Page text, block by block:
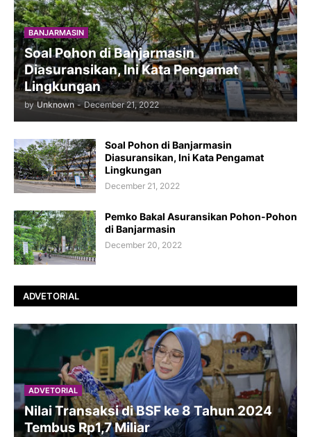
BANJARMASIN
Soal Pohon di Banjarmasin
Diasuransikan, Ini Kata Pengamat
Lingkungan
by Unknown - December 21, 2022
Soal Pohon di Banjarmasin
Diasuransikan, Ini Kata Pengamat
Lingkungan
December 21, 2022
Pemko Bakal Asuransikan Pohon-Pohon
di Banjarmasin
December 20, 2022
ADVETORIAL
ADVETORIAL
Nilai Transaksi di BSF ke 8 Tahun 2024
Tembus Rp1,7 Miliar